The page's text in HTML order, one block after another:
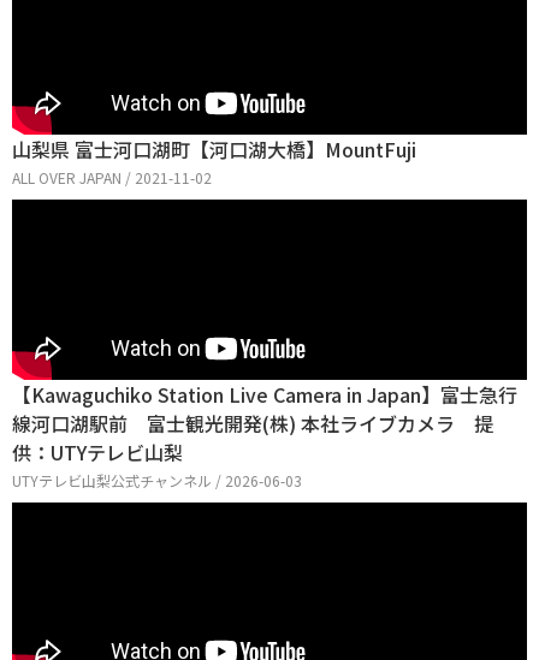
山梨県 富士河口湖町【河口湖大橋】​​MountFuji
ALL OVER JAPAN / 2021-11-02
【Kawaguchiko Station Live Camera in Japan】富士急行
線河口湖駅前 富士観光開発(株) 本社ライブカメラ 提
供：UTYテレビ山梨
UTYテレビ山梨公式チャンネル / 2026-06-03